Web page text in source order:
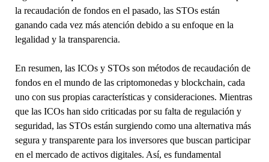
la recaudación de fondos en el pasado, las STOs están
ganando cada vez más atención debido a su enfoque en la
legalidad y la transparencia.
En resumen, las ICOs y STOs son métodos de recaudación de
fondos en el mundo de las criptomonedas y blockchain, cada
uno con sus propias características y consideraciones. Mientras
que las ICOs han sido criticadas por su falta de regulación y
seguridad, las STOs están surgiendo como una alternativa más
segura y transparente para los inversores que buscan participar
en el mercado de activos digitales. Así, es fundamental